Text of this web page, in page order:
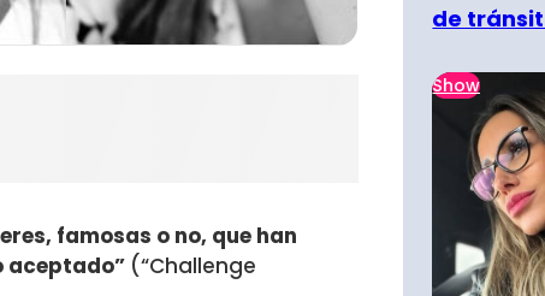
famosas o no, que han
aceptado” (“Challenge
de
Show